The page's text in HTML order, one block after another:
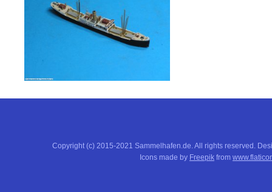
Copyright (c) 2015-2021 Sammelhafen.de. All rights reserved.
Icons made by Freepik from